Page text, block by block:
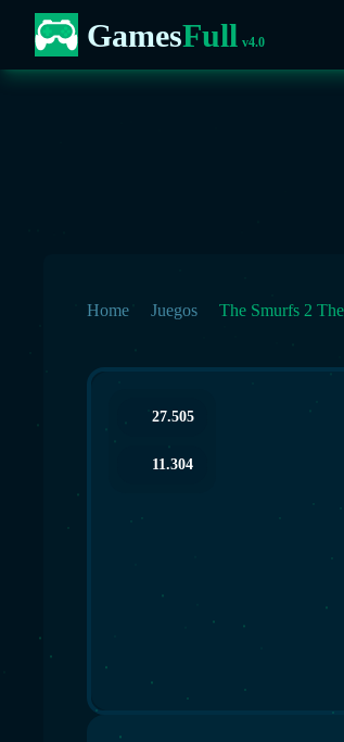
GamesFull v4.0
Home Juegos The Smurfs 2
27.505
11.304